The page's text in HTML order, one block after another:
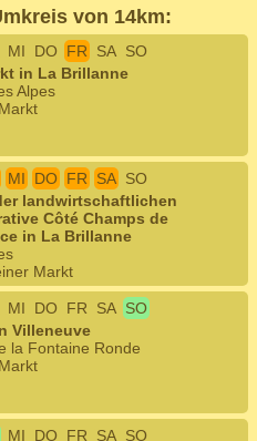
von 14km:
MI DO FR SA SO
in La Brillanne
Alpes
MI DO FR SA SO
landwirtschaftlichen
Côté Champs de
in La Brillanne
Markt
MI DO FR SA SO
Villeneuve
la Fontaine Ronde
MI DO FR SA SO